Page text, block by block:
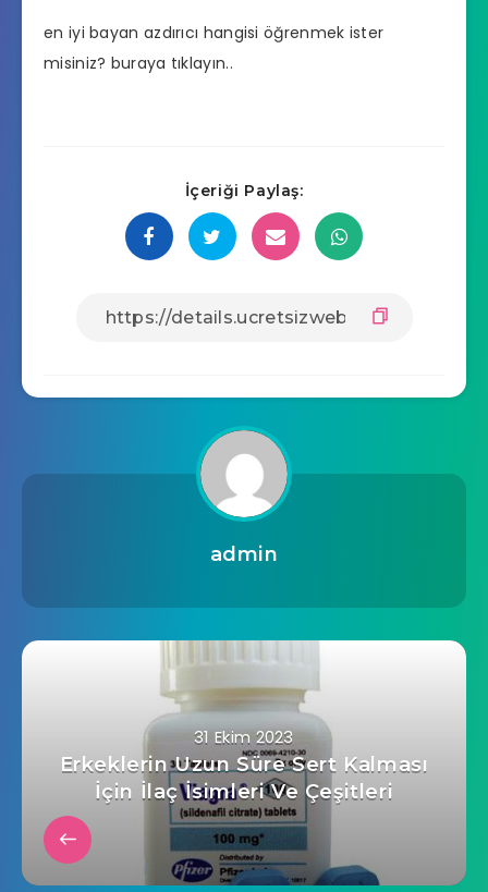
en iyi bayan azdırıcı hangisi öğrenmek ister
misiniz? buraya tıklayın..
İçeriği Paylaş:
admin
31 Ekim 2023
Erkeklerin Uzun Süre Sert Kalması
İçin İlaç İsimleri Ve Çeşitleri